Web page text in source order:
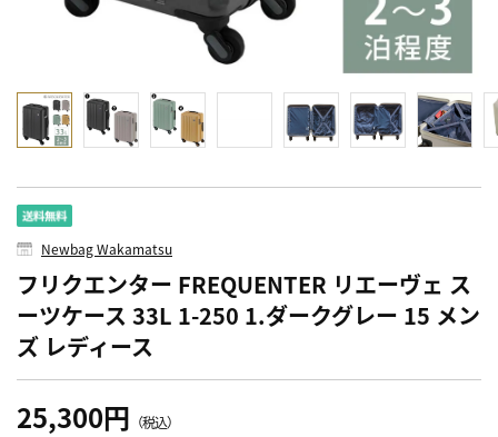
Newbag Wakamatsu
フリクエンター FREQUENTER リエーヴェ ス
ーツケース 33L 1-250 1.ダークグレー 15 メン
ズ レディース
25,300円 （税込）